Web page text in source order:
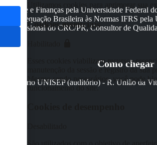
e Finanças pela Universidade
– Adequação Brasileira às Normas IFRS
Profissional do CRC/PR, Consultor de
Como chegar
UNISEP (auditório) - R. União da
Utilizamos cookies para aprimorar sua
Cookies essenciais
Esses cookies viabilizam recursos
manutenção da sessão e registro da
Mesmo sendo necessários, você pode
funcionamento do site.